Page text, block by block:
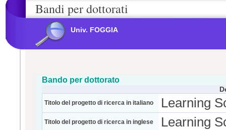
Bandi per dottorati
Univ. FOGGIA
Bando per dottorato
Titolo del progetto di ricerca in italiano Learning
Titolo del progetto di ricerca in inglese Learning